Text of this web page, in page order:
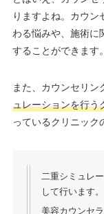
りますよね。カウ
わる悩みや、施術に
することができます。
また、カウンセリン
ュレーションを行う
っているクリニック
二重シミュレ
して行います。
美容カウンセ